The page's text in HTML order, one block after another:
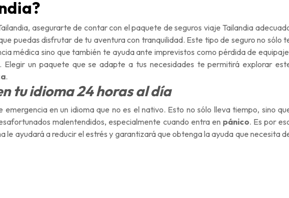
asegurarte de contar con el paquete de seguros viaje Tailandia
puedas disfrutar de tu aventura con tranquilidad. Este tipo de seguro no sólo
médica sino que también te ayuda ante imprevistos como pérdida de
Elegir un paquete que se adapte a tus necesidades te permitirá explorar
.
tu idioma 24 horas al día
emergencia en un idioma que no es el nativo. Esto no sólo lleva tiempo, sino
malentendidos, especialmente cuando entra en pánico. Es por
le ayudará a reducir el estrés y garantizará que obtenga la ayuda que necesita